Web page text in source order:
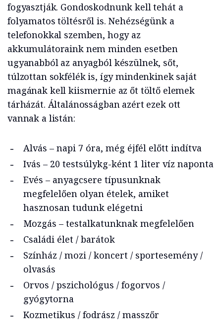
fogyasztják. Gondoskodnunk kell tehát a
folyamatos töltésről is. Nehézségünk a
telefonokkal szemben, hogy az
akkumulátoraink nem minden esetben
ugyanabból az anyagból készülnek, sőt,
túlzottan sokfélék is, így mindenkinek saját
magának kell kiismernie az őt töltő elemek
tárházát. Általánosságban azért ezek ott
vannak a listán:
Alvás – napi 7 óra, még éjfél előtt indítva
Ivás – 20 testsúlykg-ként 1 liter víz naponta
Evés – anyagcsere típusunknak
megfelelően olyan ételek, amiket
hasznosan tudunk elégetni
Mozgás – testalkatunknak megfelelően
Családi élet / barátok
Színház / mozi / koncert / sportesemény /
olvasás
Orvos / pszichológus / fogorvos /
gyógytorna
Kozmetikus / fodrász / masszőr